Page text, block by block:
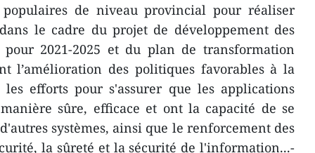
populaires de niveau provincial pour réaliser
le cadre du projet de développement des
2021-2025 et du plan de transformation
l’amélioration des politiques favorables à la
efforts pour s'assurer que les applications
sûre, efficace et ont la capacité de se
systèmes, ainsi que le renforcement des
la sûreté et la sécurité de l'information...-